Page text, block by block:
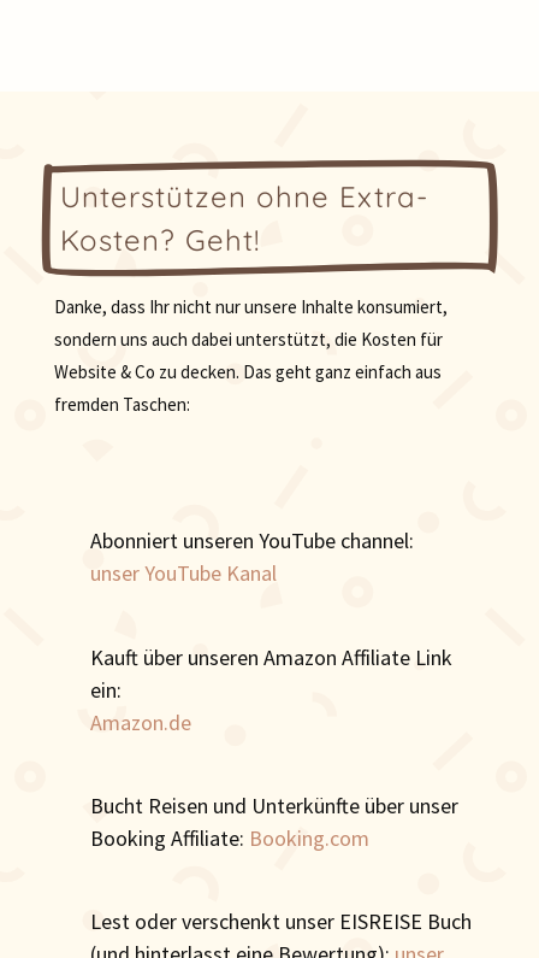
Unterstützen ohne Extra-
Kosten? Geht!
Danke, dass Ihr nicht nur unsere Inhalte konsumiert,
sondern uns auch dabei unterstützt, die Kosten für
Website & Co zu decken. Das geht ganz einfach aus
fremden Taschen:
Abonniert unseren YouTube channel:
unser YouTube Kanal
Kauft über unseren Amazon Affiliate Link
ein:
Amazon.de
Bucht Reisen und Unterkünfte über unser
Booking Affiliate: Booking.com
Lest oder verschenkt unser EISREISE Buch